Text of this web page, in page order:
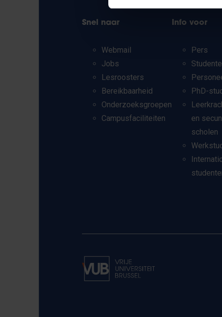
Snel naar
Webmail
Jobs
Lesroosters
Bereikbaarheid
Onderzoeksgroepen
Campusfaciliteiten
Info voor
Pers
PhD-
en
scholen